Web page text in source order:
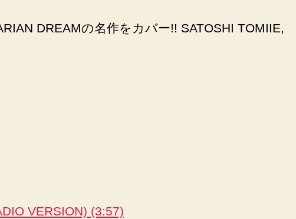
DREAMの名作をカバー!! SATOSHI TOMIIE,
VERSION) (3:57)